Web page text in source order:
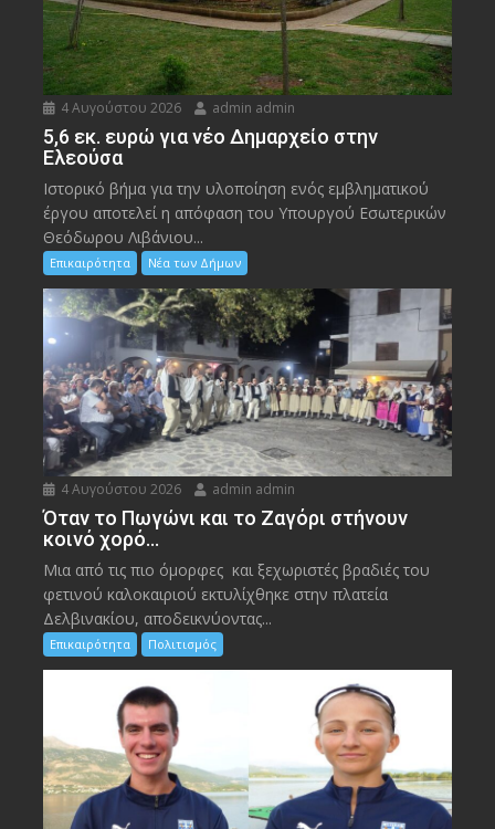
4 Αυγούστου 2026 admin admin
5,6 εκ. ευρώ για νέο Δημαρχείο στην
Ελεούσα
Ιστορικό βήμα για την υλοποίηση ενός εμβληματικού
έργου αποτελεί η απόφαση του Υπουργού Εσωτερικών
Θεόδωρου Λιβάνιου...
Επικαιρότητα Νέα των Δήμων
4 Αυγούστου 2026 admin admin
Όταν το Πωγώνι και το Ζαγόρι στήνουν
κοινό χορό…
Μια από τις πιο όμορφες και ξεχωριστές βραδιές του
φετινού καλοκαιριού εκτυλίχθηκε στην πλατεία
Δελβινακίου, αποδεικνύοντας...
Επικαιρότητα Πολιτισμός